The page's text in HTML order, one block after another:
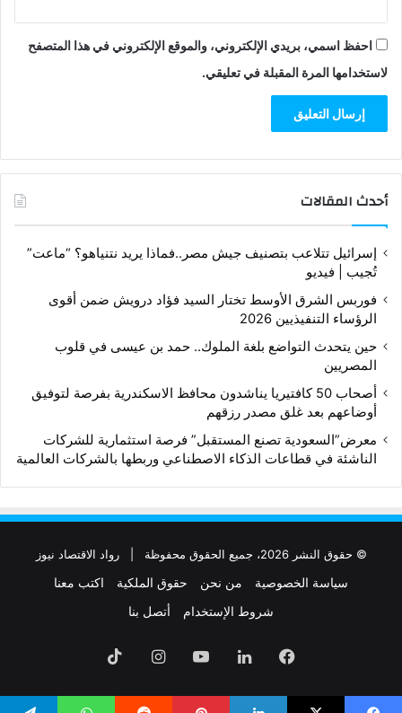
احفظ اسمي، بريدي الإلكتروني، والموقع الإلكتروني في هذا المتصفح
لاستخدامها المرة المقبلة في تعليقي.
أحدث المقالات
إسرائيل تتلاعب بتصنيف جيش مصر..فماذا يريد نتنياهو؟ “ماعت”
تُجيب | فيديو
فوربس الشرق الأوسط تختار السيد فؤاد درويش ضمن أقوى
الرؤساء التنفيذيين 2026
حين يتحدث التواضع بلغة الملوك.. حمد بن عيسى في قلوب
المصريين
أصحاب 50 كافتيريا يناشدون محافظ الاسكندرية بفرصة لتوفيق
أوضاعهم بعد غلق مصدر رزقهم
معرض”السعودية تصنع المستقبل” فرصة استثمارية للشركات
الناشئة في قطاعات الذكاء الاصطناعي وربطها بالشركات العالمية
© حقوق النشر 2026، جميع الحقوق محفوظة | رواد الاقتصاد نيوز
سياسة الخصوصية من نحن حقوق الملكية
اكتب معنا
شروط الإستخدام
أتصل بنا
فيسبوكلينكدإن‫YouTubeانستقرام